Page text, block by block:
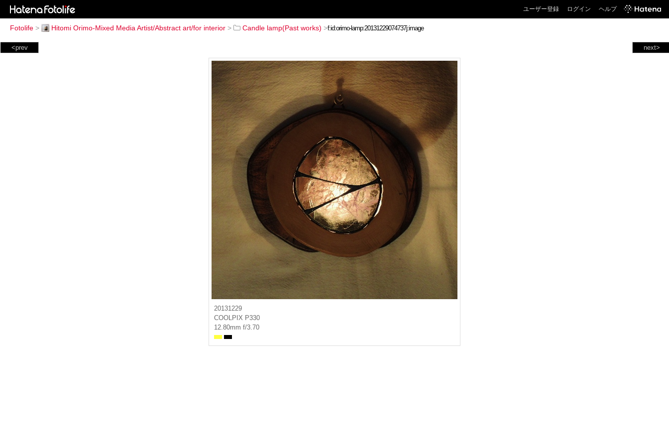
ユーザー登録 ログイン ヘルプ
Fotolife > Hitomi Orimo-Mixed Media Artist/Abstract art/for interior > Candle lamp(Past works) >
next>
<prev
20131229
COOLPIX P330
12.80mm f/3.70